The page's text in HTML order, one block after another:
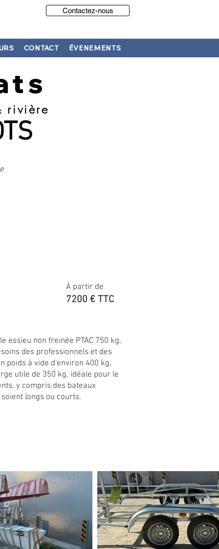
Contactez-nous
CONTACT ÉVENEMENTS
rivière
À partir de
7200 € TTC
essieu non freinée PTAC 750 kg,
des professionnels et des
poids à vide d'environ 400 kg,
utile de 350 kg, idéale pour le
y compris des bateaux
longs ou courts.